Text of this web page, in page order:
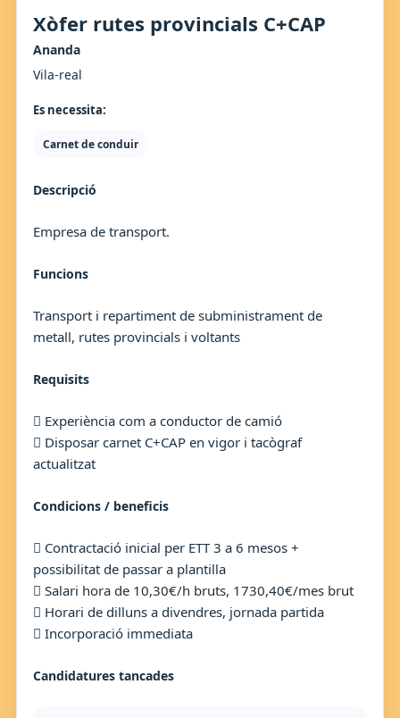
Xòfer rutes provincials C+CAP
Ananda
Vila-real
Es necessita:
Carnet de conduir
Descripció
Empresa de transport.
Funcions
Transport i repartiment de subministrament de
metall, rutes provincials i voltants
Requisits
 Experiència com a conductor de camió
 Disposar carnet C+CAP en vigor i tacògraf
actualitzat
Condicions / beneficis
 Contractació inicial per ETT 3 a 6 mesos +
possibilitat de passar a plantilla
 Salari hora de 10,30€/h bruts, 1730,40€/mes brut
 Horari de dilluns a divendres, jornada partida
 Incorporació immediata
Candidatures tancades